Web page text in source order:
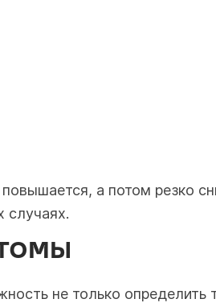
а потом резко
случаях.
не только определить